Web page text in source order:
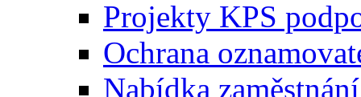
Projekty KPS
Ochrana
Nabídka zaměstnání